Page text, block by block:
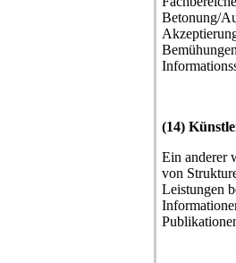
Betonung/
(14)
Ein anderer
von
Leistungen